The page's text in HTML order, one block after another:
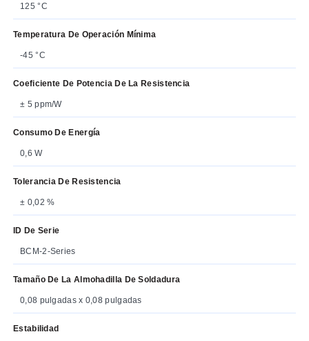
125 °C
Temperatura De Operación Mínima
-45 °C
Coeficiente De Potencia De La Resistencia
± 5 ppm/W
Consumo De Energía
0,6 W
Tolerancia De Resistencia
± 0,02 %
ID De Serie
BCM-2-Series
Tamaño De La Almohadilla De Soldadura
0,08 pulgadas x 0,08 pulgadas
Estabilidad